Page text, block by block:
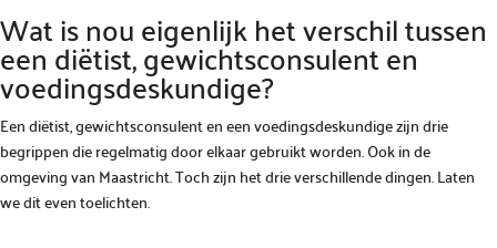
Wat is nou eigenlijk het verschil tussen
een diëtist, gewichtsconsulent en
voedingsdeskundige?
Een diëtist, gewichtsconsulent en een voedingsdeskundige zijn drie
begrippen die regelmatig door elkaar gebruikt worden. Ook in de
omgeving van Maastricht. Toch zijn het drie verschillende dingen. Laten
we dit even toelichten.